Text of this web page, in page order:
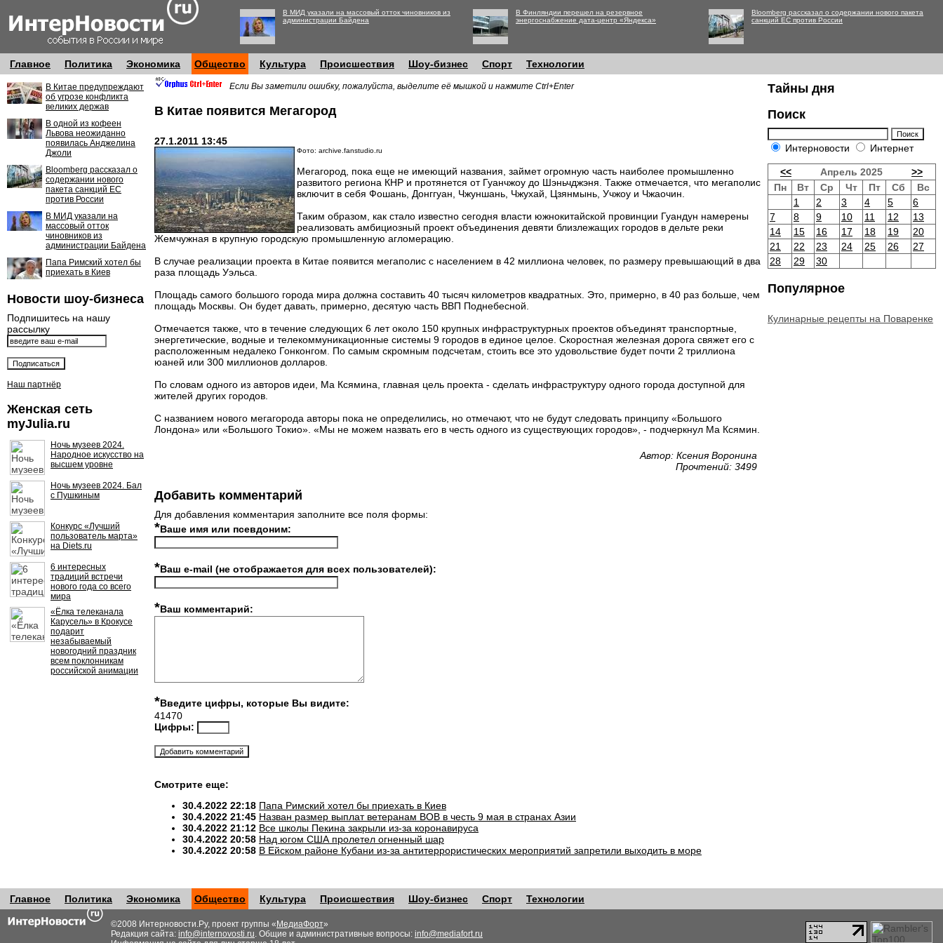
В МИД указали на массовый отток чиновников из
администрации Байдена
В Финляндии перешел на резервное
энергоснабжение дата-центр «Яндекса»
Bloomberg рассказал о содержании нового пакета
санкций ЕС против России
Главное Политика Экономика Общество Культура Происшествия Шоу-бизнес Спорт Технологии
В Китае предупреждают
об угрозе конфликта
великих держав
В одной из кофеен
Львова неожиданно
появилась Анджелина
Джоли
Bloomberg рассказал о
содержании нового
пакета санкций ЕС
против России
В МИД указали на
массовый отток
чиновников из
администрации Байдена
Папа Римский хотел бы
приехать в Киев
Новости шоу-бизнеса
Подпишитесь на нашу
рассылку
Наш партнёр
Женская сеть
myJulia.ru
Ночь музеев 2024.
Народное искусство на
высшем уровне
Ночь музеев 2024. Бал
с Пушкиным
Конкурс «Лучший
пользователь марта»
на Diets.ru
6 интересных
традиций встречи
нового года со всего
мира
«Ёлка телеканала
Карусель» в Крокусе
подарит
незабываемый
новогодний праздник
всем поклонникам
российской анимации
Если Вы заметили ошибку, пожалуйста, выделите её мышкой и нажмите Ctrl+Enter
В Китае появится Мегагород
27.1.2011 13:45
Фото: archive.fanstudio.ru
Мегагород, пока еще не имеющий названия, займет огромную часть наиболее промышленно
развитого региона КНР и протянется от Гуанчжоу до Шэньчджэня. Также отмечается, что мегаполис
включит в себя Фошань, Донггуан, Чжуншань, Чжухай, Цзянмынь, Учжоу и Чжаочин.
Таким образом, как стало известно сегодня власти южнокитайской провинции Гуандун намерены
реализовать амбициозный проект объединения девяти близлежащих городов в дельте реки
Жемчужная в крупную городскую промышленную агломерацию.
В случае реализации проекта в Китае появится мегаполис с населением в 42 миллиона человек, по размеру превышающий в два
раза площадь Уэльса.
Площадь самого большого города мира должна составить 40 тысяч километров квадратных. Это, примерно, в 40 раз больше, чем
площадь Москвы. Он будет давать, примерно, десятую часть ВВП Поднебесной.
Отмечается также, что в течение следующих 6 лет около 150 крупных инфраструктурных проектов объединят транспортные,
энергетические, водные и телекоммуникационные системы 9 городов в единое целое. Скоростная железная дорога свяжет его с
расположенным недалеко Гонконгом. По самым скромным подсчетам, стоить все это удовольствие будет почти 2 триллиона
юаней или 300 миллионов долларов.
По словам одного из авторов идеи, Ма Ксямина, главная цель проекта - сделать инфраструктуру одного города доступной для
жителей других городов.
С названием нового мегагорода авторы пока не определились, но отмечают, что не будут следовать принципу «Большого
Лондона» или «Большого Токио». «Мы не можем назвать его в честь одного из существующих городов», - подчеркнул Ма Ксямин.
Автор: Ксения Воронина
Прочтений: 3499
Добавить комментарий
Для добавления комментария заполните все поля формы:
*Ваше имя или псевдоним:
*Ваш e-mail (не отображается для всех пользователей):
*Ваш комментарий:
*Введите цифры, которые Вы видите:
41470
Цифры:
Смотрите еще:
30.4.2022 22:18 Папа Римский хотел бы приехать в Киев
30.4.2022 21:45 Назван размер выплат ветеранам ВОВ в честь 9 мая в странах Азии
30.4.2022 21:12 Все школы Пекина закрыли из-за коронавируса
30.4.2022 20:58 Над югом США пролетел огненный шар
30.4.2022 20:58 В Ейском районе Кубани из-за антитеррористических мероприятий запретили выходить в море
Тайны дня
Поиск
Интерновости Интернет
<< Апрель 2025
>>
Пн
Вт Ср Чт Пт Сб
Вс
1
2 3 4 5
6
7
8 9 10 11 12
13
14
15 16 17 18 19
20
21
22 23 24 25 26
27
28
29 30
Популярное
Кулинарные рецепты на Поваренке
Главное Политика Экономика Общество Культура Происшествия Шоу-бизнес Спорт Технологии
©2008 Интерновости.Ру, проект группы « МедиаФорт»
Редакция сайта: info@internovosti.ru. Общие и административные вопросы: info@mediafort.ru